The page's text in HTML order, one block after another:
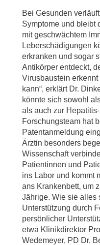
Bei Gesunden
Symptome und bleibt
mit geschwächtem
Leberschädigungen
erkranken und sogar
Antikörper entdeckt,
Virusbaustein
kann“, erklärt Dr.
könnte sich sowohl
als auch zur
Forschungsteam hat
Patentanmeldung
Ärztin besonders
Wissenschaft
Patientinnen und
ins Labor und kommt
ans Krankenbett, um
Jährige. Wie sie alles
Unterstützung durch
persönlicher
etwa Klinikdirektor
Wedemeyer, PD Dr.